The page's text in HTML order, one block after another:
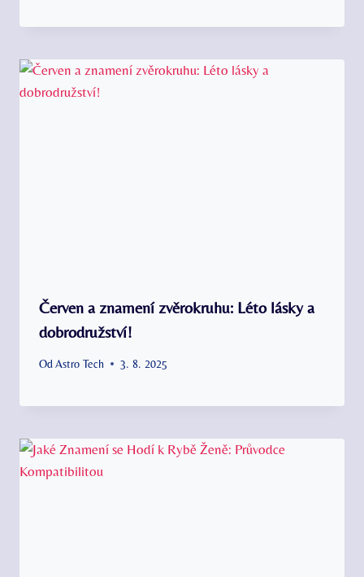
Červen a znamení zvěrokruhu: Léto lásky a
dobrodružství!
Od Astro Tech 3. 8. 2025